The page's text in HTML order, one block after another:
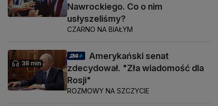
Nawrockiego. Co o nim
usłyszeliśmy?
CZARNO NA BIAŁYM
38 min
Amerykański senat
zdecydował. "Zła wiadomość dla
Rosji"
ROZMOWY NA SZCZYCIE